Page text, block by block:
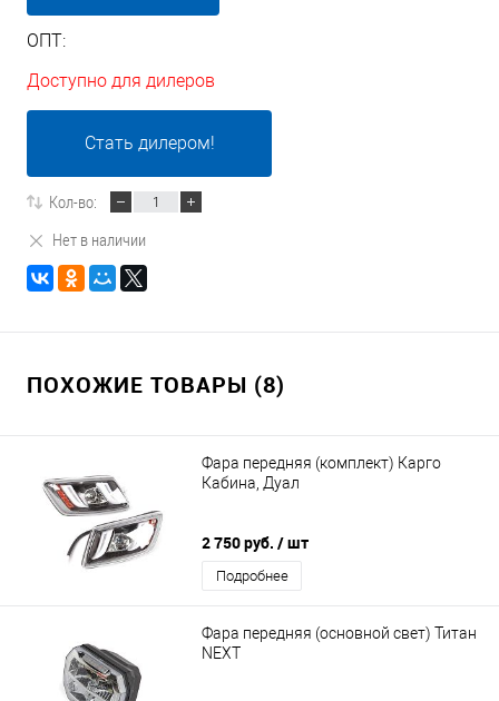
ОПТ:
Доступно для дилеров
Стать дилером!
Кол-во:
Нет в наличии
ПОХОЖИЕ ТОВАРЫ (8)
Фара передняя (комплект) Карго
Кабина, Дуал
2 750 руб. / шт
Подробнее
Фара передняя (основной свет) Титан
NEXT